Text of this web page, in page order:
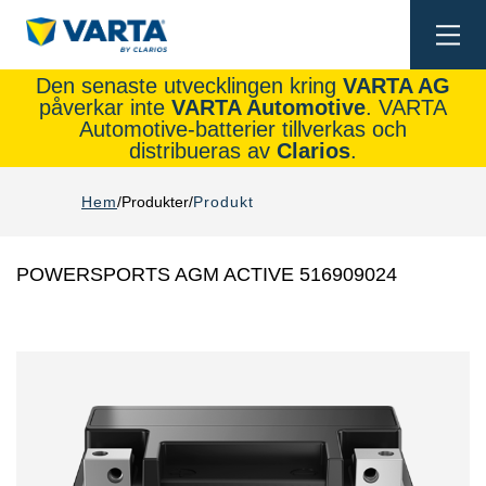
Den senaste utvecklingen kring VARTA AG
påverkar inte VARTA Automotive. VARTA
Automotive-batterier tillverkas och
distribueras av Clarios.
Hem Produkter Produkt
POWERSPORTS AGM ACTIVE 516909024